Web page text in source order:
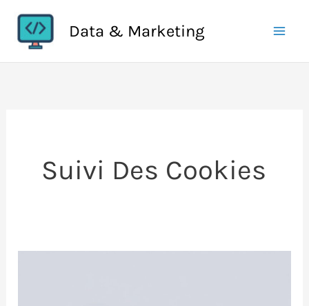
contenu
Data & Marketing
Suivi Des Cookies